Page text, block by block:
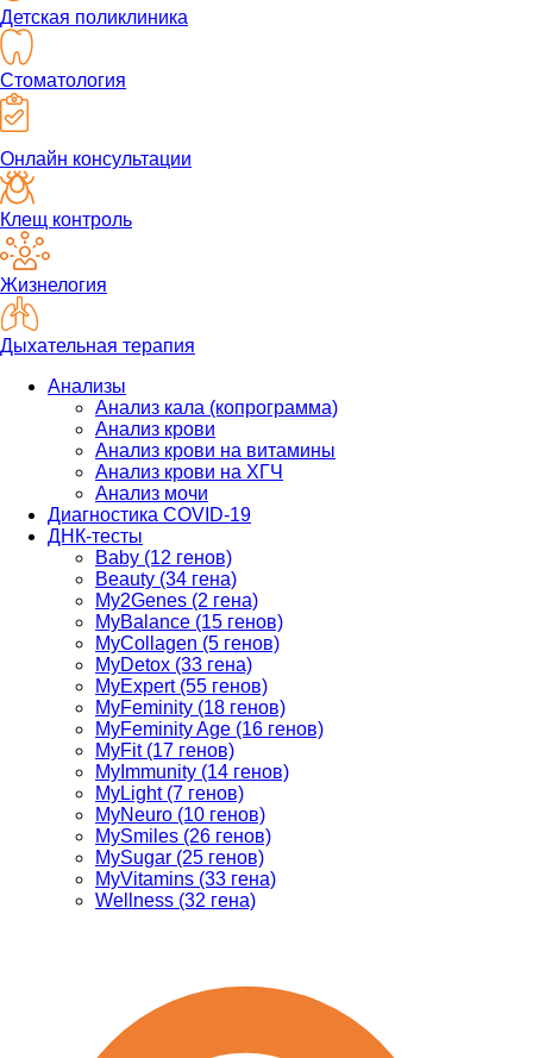
Детская поликлиника
Стоматология
Онлайн консультации
Клещ контроль
Жизнелогия
Дыхательная терапия
Анализы
Анализ кала (копрограмма)
Анализ крови
Анализ крови на витамины
Анализ крови на ХГЧ
Анализ мочи
Диагностика COVID-19
ДНК-тесты
Baby (12 генов)
Beauty (34 гена)
My2Genes (2 гена)
MyBalance (15 генов)
MyCollagen (5 генов)
MyDetox (33 гена)
MyExpert (55 генов)
MyFeminity (18 генов)
MyFeminity Age (16 генов)
MyFit (17 генов)
MyImmunity (14 генов)
MyLight (7 генов)
MyNeuro (10 генов)
MySmiles (26 генов)
MySugar (25 генов)
MyVitamins (33 гена)
Wellness (32 гена)